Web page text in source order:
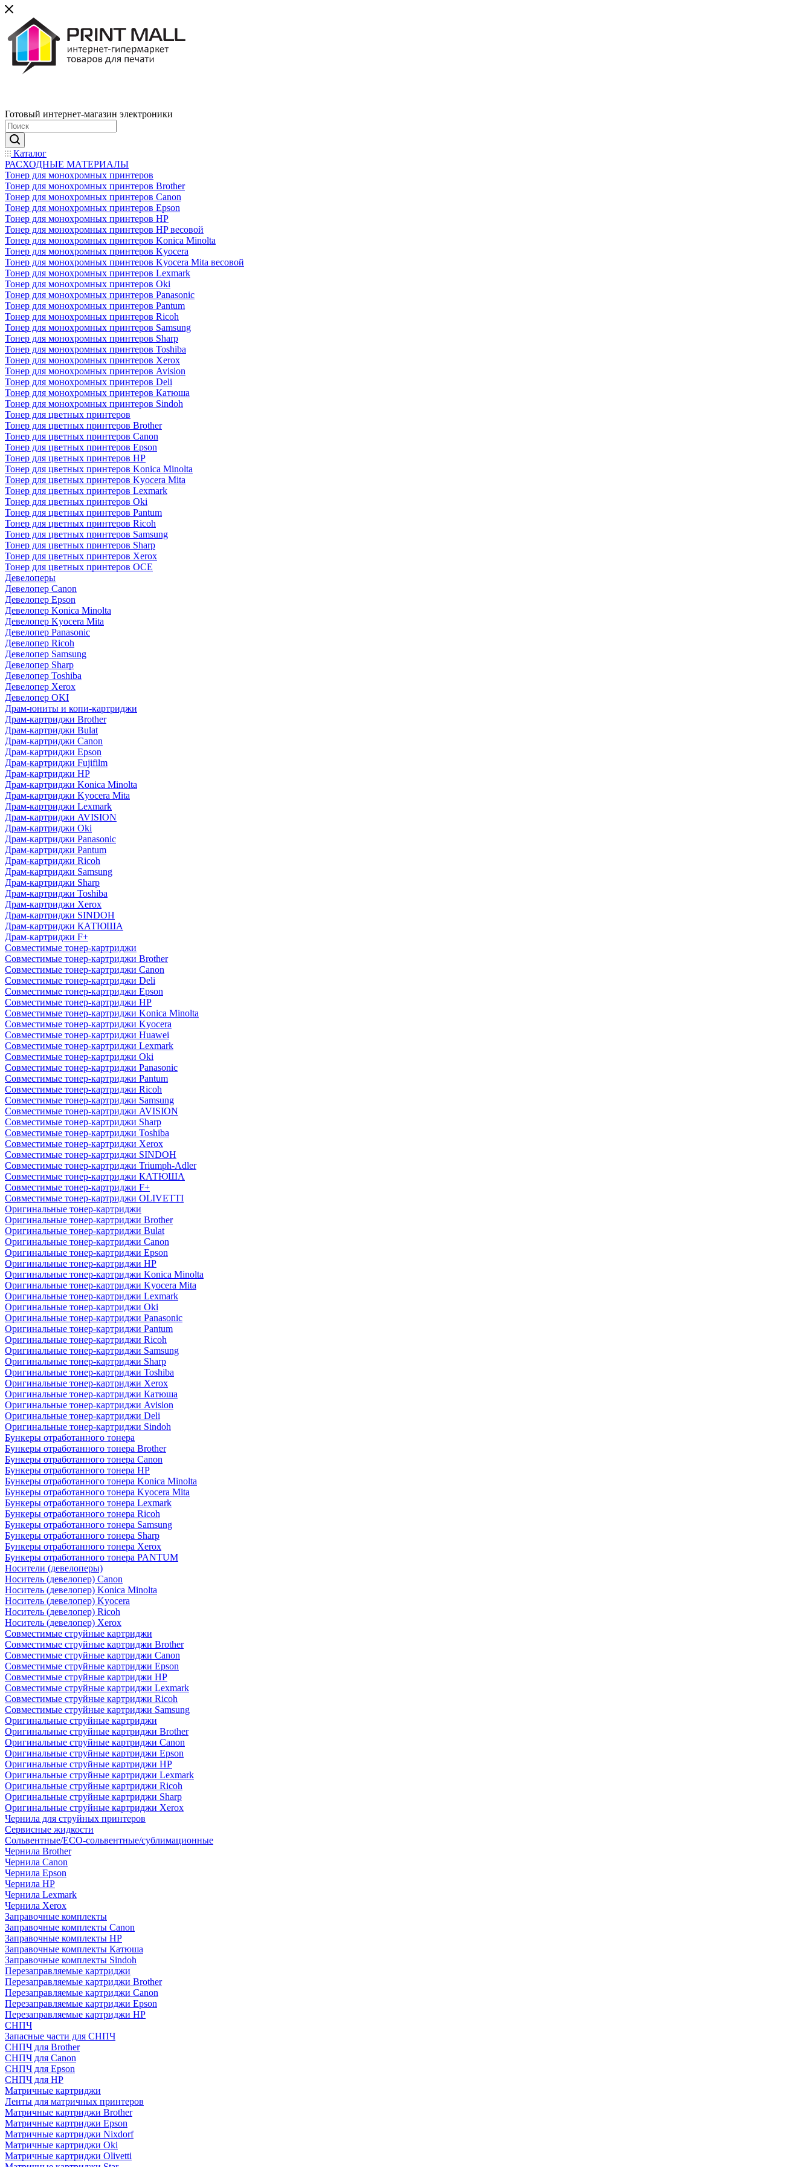
Готовый интернет-магазин электроники
Каталог
РАСХОДНЫЕ МАТЕРИАЛЫ
Тонер для монохромных принтеров
Тонер для монохромных принтеров Brother
Тонер для монохромных принтеров Canon
Тонер для монохромных принтеров Epson
Тонер для монохромных принтеров HP
Тонер для монохромных принтеров HP весовой
Тонер для монохромных принтеров Konica Minolta
Тонер для монохромных принтеров Kyocera
Тонер для монохромных принтеров Kyocera Mita весовой
Тонер для монохромных принтеров Lexmark
Тонер для монохромных принтеров Oki
Тонер для монохромных принтеров Panasonic
Тонер для монохромных принтеров Pantum
Тонер для монохромных принтеров Ricoh
Тонер для монохромных принтеров Samsung
Тонер для монохромных принтеров Sharp
Тонер для монохромных принтеров Toshiba
Тонер для монохромных принтеров Xerox
Тонер для монохромных принтеров Avision
Тонер для монохромных принтеров Deli
Тонер для монохромных принтеров Катюша
Тонер для монохромных принтеров Sindoh
Тонер для цветных принтеров
Тонер для цветных принтеров Brother
Тонер для цветных принтеров Canon
Тонер для цветных принтеров Epson
Тонер для цветных принтеров HP
Тонер для цветных принтеров Konica Minolta
Тонер для цветных принтеров Kyocera Mita
Тонер для цветных принтеров Lexmark
Тонер для цветных принтеров Oki
Тонер для цветных принтеров Pantum
Тонер для цветных принтеров Ricoh
Тонер для цветных принтеров Samsung
Тонер для цветных принтеров Sharp
Тонер для цветных принтеров Xerox
Тонер для цветных принтеров OCE
Девелоперы
Девелопер Canon
Девелопер Epson
Девелопер Konica Minolta
Девелопер Kyocera Mita
Девелопер Panasonic
Девелопер Ricoh
Девелопер Samsung
Девелопер Sharp
Девелопер Toshiba
Девелопер Xerox
Девелопер OKI
Драм-юниты и копи-картриджи
Драм-картриджи Brother
Драм-картриджи Bulat
Драм-картриджи Canon
Драм-картриджи Epson
Драм-картриджи Fujifilm
Драм-картриджи HP
Драм-картриджи Konica Minolta
Драм-картриджи Kyocera Mita
Драм-картриджи Lexmark
Драм-картриджи AVISION
Драм-картриджи Oki
Драм-картриджи Panasonic
Драм-картриджи Pantum
Драм-картриджи Ricoh
Драм-картриджи Samsung
Драм-картриджи Sharp
Драм-картриджи Toshiba
Драм-картриджи Xerox
Драм-картриджи SINDOH
Драм-картриджи КАТЮША
Драм-картриджи F+
Совместимые тонер-картриджи
Совместимые тонер-картриджи Brother
Совместимые тонер-картриджи Canon
Совместимые тонер-картриджи Deli
Совместимые тонер-картриджи Epson
Совместимые тонер-картриджи HP
Совместимые тонер-картриджи Konica Minolta
Совместимые тонер-картриджи Kyocera
Совместимые тонер-картриджи Huawei
Совместимые тонер-картриджи Lexmark
Совместимые тонер-картриджи Oki
Совместимые тонер-картриджи Panasonic
Совместимые тонер-картриджи Pantum
Совместимые тонер-картриджи Ricoh
Совместимые тонер-картриджи Samsung
Совместимые тонер-картриджи AVISION
Совместимые тонер-картриджи Sharp
Совместимые тонер-картриджи Toshiba
Совместимые тонер-картриджи Xerox
Совместимые тонер-картриджи SINDOH
Совместимые тонер-картриджи Triumph-Adler
Совместимые тонер-картриджи КАТЮША
Совместимые тонер-картриджи F+
Совместимые тонер-картриджи OLIVETTI
Оригинальные тонер-картриджи
Оригинальные тонер-картриджи Brother
Оригинальные тонер-картриджи Bulat
Оригинальные тонер-картриджи Canon
Оригинальные тонер-картриджи Epson
Оригинальные тонер-картриджи HP
Оригинальные тонер-картриджи Konica Minolta
Оригинальные тонер-картриджи Kyocera Mita
Оригинальные тонер-картриджи Lexmark
Оригинальные тонер-картриджи Oki
Оригинальные тонер-картриджи Panasonic
Оригинальные тонер-картриджи Pantum
Оригинальные тонер-картриджи Ricoh
Оригинальные тонер-картриджи Samsung
Оригинальные тонер-картриджи Sharp
Оригинальные тонер-картриджи Toshiba
Оригинальные тонер-картриджи Xerox
Оригинальные тонер-картриджи Катюша
Оригинальные тонер-картриджи Avision
Оригинальные тонер-картриджи Deli
Оригинальные тонер-картриджи Sindoh
Бункеры отработанного тонера
Бункеры отработанного тонера Brother
Бункеры отработанного тонера Canon
Бункеры отработанного тонера HP
Бункеры отработанного тонера Konica Minolta
Бункеры отработанного тонера Kyocera Mita
Бункеры отработанного тонера Lexmark
Бункеры отработанного тонера Ricoh
Бункеры отработанного тонера Samsung
Бункеры отработанного тонера Sharp
Бункеры отработанного тонера Xerox
Бункеры отработанного тонера PANTUM
Носители (девелоперы)
Носитель (девелопер) Canon
Носитель (девелопер) Konica Minolta
Носитель (девелопер) Kyocera
Носитель (девелопер) Ricoh
Носитель (девелопер) Xerox
Совместимые струйные картриджи
Совместимые струйные картриджи Brother
Совместимые струйные картриджи Canon
Совместимые струйные картриджи Epson
Совместимые струйные картриджи HP
Совместимые струйные картриджи Lexmark
Совместимые струйные картриджи Ricoh
Совместимые струйные картриджи Samsung
Оригинальные струйные картриджи
Оригинальные струйные картриджи Brother
Оригинальные струйные картриджи Canon
Оригинальные струйные картриджи Epson
Оригинальные струйные картриджи HP
Оригинальные струйные картриджи Lexmark
Оригинальные струйные картриджи Ricoh
Оригинальные струйные картриджи Sharp
Оригинальные струйные картриджи Xerox
Чернила для струйных принтеров
Сервисные жидкости
Сольвентные/ECO-сольвентные/сублимационные
Чернила Brother
Чернила Canon
Чернила Epson
Чернила HP
Чернила Lexmark
Чернила Xerox
Заправочные комплекты
Заправочные комплекты Canon
Заправочные комплекты HP
Заправочные комплекты Катюша
Заправочные комплекты Sindoh
Перезаправляемые картриджи
Перезаправляемые картриджи Brother
Перезаправляемые картриджи Canon
Перезаправляемые картриджи Epson
Перезаправляемые картриджи HP
СНПЧ
Запасные части для СНПЧ
СНПЧ для Brother
СНПЧ для Canon
СНПЧ для Epson
СНПЧ для HP
Матричные картриджи
Ленты для матричных принтеров
Матричные картриджи Brother
Матричные картриджи Epson
Матричные картриджи Nixdorf
Матричные картриджи Oki
Матричные картриджи Olivetti